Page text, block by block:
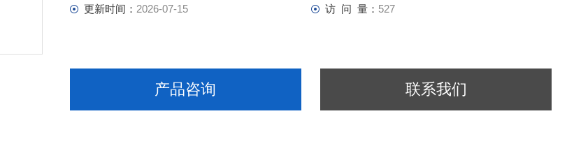
更新时间： 2026-07-15 访 问 量： 527
产品咨询 联系我们